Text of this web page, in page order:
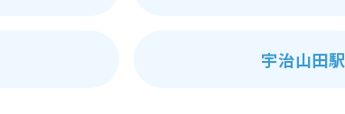
宇治山田駅